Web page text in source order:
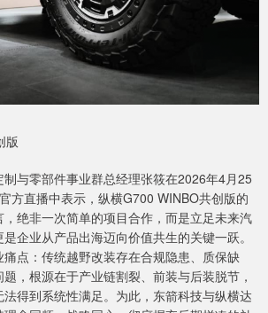
版
与零部件事业群总经理张筱在2026年4月25
方直播中表示，纵横G700 WINBO共创版的
绝非一次简单的项目合作，而是立足未来汽
企业从产品出海迈向价值共生的关键一跃。
点：传统越野改装存在合规隐患、质保缺
，根源在于产业链割裂、前装与后装脱节，
得到系统性满足。为此，东箭科技与纵横达